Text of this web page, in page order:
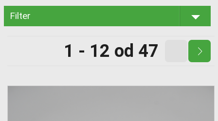
Filter
1 - 12 od 47